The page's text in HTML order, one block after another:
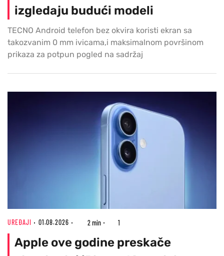
izgledaju budući modeli
TECNO Android telefon bez okvira koristi ekran sa
takozvanim 0 mm ivicama,i maksimalnom površinom
prikaza za potpun pogled na sadržaj
UREĐAJI 01.08.2026 2 min 1
Apple ove godine preskače